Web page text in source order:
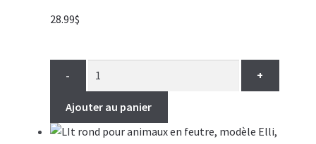
28.99$
- +
Ajouter au panier